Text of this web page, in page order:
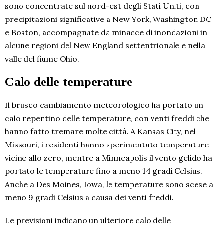
sono concentrate sul nord-est degli Stati Uniti, con
precipitazioni significative a New York, Washington DC
e Boston, accompagnate da minacce di inondazioni in
alcune regioni del New England settentrionale e nella
valle del fiume Ohio.
Calo delle temperature
Il brusco cambiamento meteorologico ha portato un
calo repentino delle temperature, con venti freddi che
hanno fatto tremare molte città. A Kansas City, nel
Missouri, i residenti hanno sperimentato temperature
vicine allo zero, mentre a Minneapolis il vento gelido ha
portato le temperature fino a meno 14 gradi Celsius.
Anche a Des Moines, Iowa, le temperature sono scese a
meno 9 gradi Celsius a causa dei venti freddi.
Le previsioni indicano un ulteriore calo delle